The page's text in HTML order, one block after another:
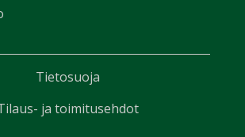
Tietosuoja
ja toimitusehdot